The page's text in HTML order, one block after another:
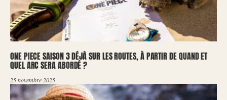
ONE PIECE SAISON 3 DÉJÀ SUR LES ROUTES, À PARTIR DE QUAND ET
QUEL ARC SERA ABORDÉ ?
25 novembre 2025